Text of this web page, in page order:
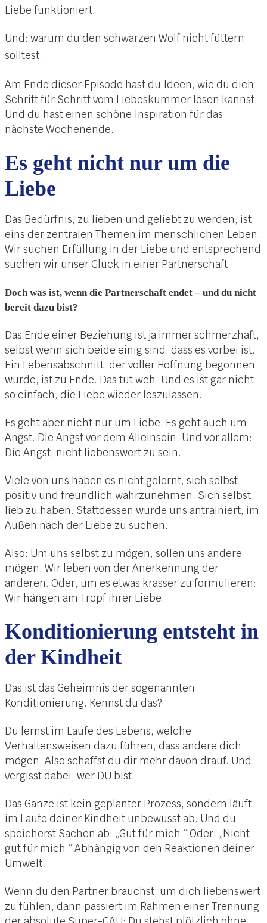
Liebe funktioniert.
Und: warum du den schwarzen Wolf nicht füttern
solltest.
Am Ende dieser Episode hast du Ideen, wie du dich
Schritt für Schritt vom Liebeskummer lösen kannst.
Und du hast einen schöne Inspiration für das
nächste Wochenende.
Es geht nicht nur um die
Liebe
Das Bedürfnis, zu lieben und geliebt zu werden, ist
eins der zentralen Themen im menschlichen Leben.
Wir suchen Erfüllung in der Liebe und entsprechend
suchen wir unser Glück in einer Partnerschaft.
Doch was ist, wenn die Partnerschaft endet – und du nicht
bereit dazu bist?
Das Ende einer Beziehung ist ja immer schmerzhaft,
selbst wenn sich beide einig sind, dass es vorbei ist.
Ein Lebensabschnitt, der voller Hoffnung begonnen
wurde, ist zu Ende. Das tut weh. Und es ist gar nicht
so einfach, die Liebe wieder loszulassen.
Es geht aber nicht nur um Liebe. Es geht auch um
Angst. Die Angst vor dem Alleinsein. Und vor allem:
Die Angst, nicht liebenswert zu sein.
Viele von uns haben es nicht gelernt, sich selbst
positiv und freundlich wahrzunehmen. Sich selbst
lieb zu haben. Stattdessen wurde uns antrainiert, im
Außen nach der Liebe zu suchen.
Also: Um uns selbst zu mögen, sollen uns andere
mögen. Wir leben von der Anerkennung der
anderen. Oder, um es etwas krasser zu formulieren:
Wir hängen am Tropf ihrer Liebe.
Konditionierung entsteht in
der Kindheit
Das ist das Geheimnis der sogenannten
Konditionierung. Kennst du das?
Du lernst im Laufe des Lebens, welche
Verhaltensweisen dazu führen, dass andere dich
mögen. Also schaffst du dir mehr davon drauf. Und
vergisst dabei, wer DU bist.
Das Ganze ist kein geplanter Prozess, sondern läuft
im Laufe deiner Kindheit unbewusst ab. Und du
speicherst Sachen ab: „Gut für mich.“ Oder: „Nicht
gut für mich.“ Abhängig von den Reaktionen deiner
Umwelt.
Wenn du den Partner brauchst, um dich liebenswert
zu fühlen, dann passiert im Rahmen einer Trennung